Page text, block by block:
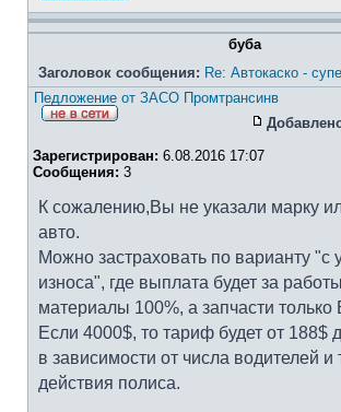
буба
Заголовок сообщения: Re: Автокаско -
Педложение от ЗАСО Промтрансинв
Зарегистрирован: 6.08.2016 17:07
Сообщения: 3
К сожалению,Вы не указали марку
авто.
Можно застраховать по варианту "с
износа", где выплата будет за
материалы 100%, а запчасти только
Если 4000$, то тариф будет от 188$
в зависимости от числа водителей и
действия полиса.